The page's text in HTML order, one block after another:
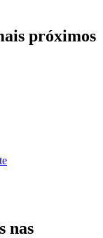
próximos
nas